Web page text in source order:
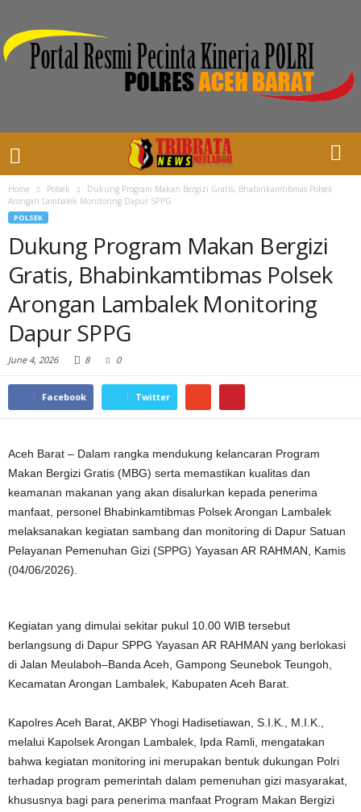
Home Polsek
Dukung Program Makan Bergizi Gratis, Bhabinkamtibmas Polsek
Arongan Lambalek Monitoring Dapur SPPG
POLSEK
Dukung Program Makan Bergizi
Gratis, Bhabinkamtibmas Polsek
Arongan Lambalek Monitoring
Dapur SPPG
June 4, 2026 8 0
Facebook Twitter
Aceh Barat – Dalam rangka mendukung kelancaran Program
Makan Bergizi Gratis (MBG) serta memastikan kualitas dan
keamanan makanan yang akan disalurkan kepada penerima
manfaat, personel Bhabinkamtibmas Polsek Arongan Lambalek
melaksanakan kegiatan sambang dan monitoring di Dapur Satuan
Pelayanan Pemenuhan Gizi (SPPG) Yayasan AR RAHMAN, Kamis
(04/06/2026).
Kegiatan yang dimulai sekitar pukul 10.00 WIB tersebut
berlangsung di Dapur SPPG Yayasan AR RAHMAN yang berlokasi
di Jalan Meulaboh–Banda Aceh, Gampong Seunebok Teungoh,
Kecamatan Arongan Lambalek, Kabupaten Aceh Barat.
Kapolres Aceh Barat, AKBP Yhogi Hadisetiawan, S.I.K., M.I.K.,
melalui Kapolsek Arongan Lambalek, Ipda Ramli, mengatakan
bahwa kegiatan monitoring ini merupakan bentuk dukungan Polri
terhadap program pemerintah dalam pemenuhan gizi masyarakat,
khususnya bagi para penerima manfaat Program Makan Bergizi